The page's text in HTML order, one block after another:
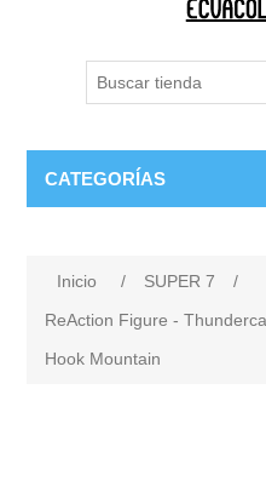
CATEGORÍAS
Inicio / SUPER 7 /
ReAction Figure -
Hook Mountain